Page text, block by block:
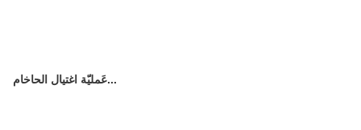
عَمليّة اغتيال الحاخام...